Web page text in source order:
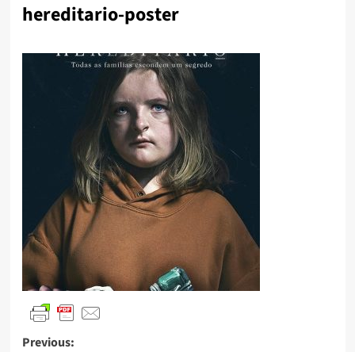
hereditario-poster
Previous: